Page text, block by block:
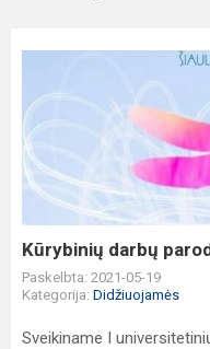
darbų
parodos-
konkurso
laimėtojai
Kūrybinių darbų
Paskelbta: 2021-05-19
Kategorija: Didžiuojamės
Sveikiname I